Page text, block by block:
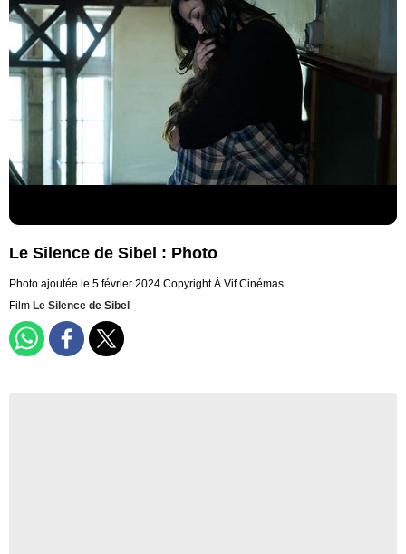
Le Silence de Sibel : Photo
Photo ajoutée le 5 février 2024 Copyright À Vif Cinémas
Film Le Silence de Sibel